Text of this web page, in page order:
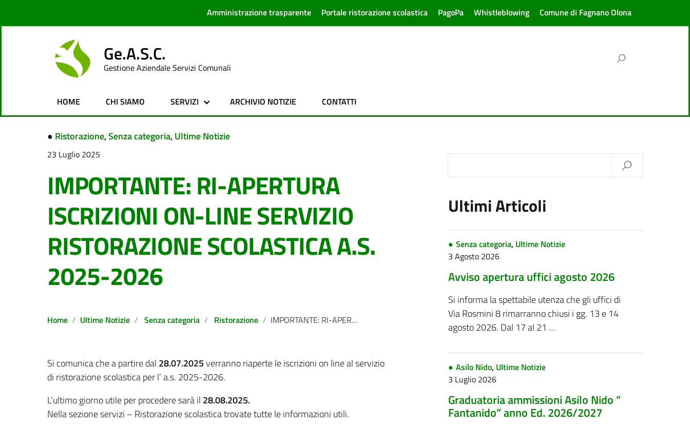
Amministrazione trasparente Portale ristorazione scolastica PagoPa Whistleblowing Comune di Fagnano Olona
Ge.A.S.C.
Gestione Aziendale Servizi Comunali
HOME CHI SIAMO SERVIZI ARCHIVIO NOTIZIE CONTATTI
● Ristorazione,Senza categoria,Ultime Notizie
23 Luglio 2025
IMPORTANTE: RI-APERTURA
ISCRIZIONI ON-LINE SERVIZIO
RISTORAZIONE SCOLASTICA A.S.
2025-2026
Home Ultime Notizie Senza categoria Ristorazione IMPORTANTE: RI-APERTURA ISCRIZIONI ON-LINE SERVIZIO RISTORAZIONE SCOLASTICA A.S. 2025-2026
Si comunica che a partire dal 28.07.2025verranno riaperte le iscrizioni on line al servizio
di ristorazione scolastica per l’ a.s. 2025-2026.
L’ultimo giorno utile per procedere sarà il 28.08.2025.
Nella sezione servizi – Ristorazione scolastica trovate tutte le informazioni utili.
Ultimi Articoli
Senza categoria, Ultime Notizie
3 Agosto 2026
Avviso apertura uffici agosto 2026
Si informa la spettabile utenza che gli uffici di
Via Rosmini 8 rimarranno chiusi i gg. 13 e 14
agosto 2026. Dal 17 al 21 …
Asilo Nido, Ultime Notizie
3 Luglio 2026
Graduatoria ammissioni Asilo Nido ”
Fantanido” anno Ed. 2026/2027